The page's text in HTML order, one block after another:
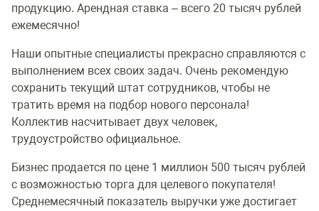
продукцию. Арендная ставка – всего 20 тысяч рублей
ежемесячно!
Наши опытные специалисты прекрасно справляются с
выполнением всех своих задач. Очень рекомендую
сохранить текущий штат сотрудников, чтобы не
тратить время на подбор нового персонала!
Коллектив насчитывает двух человек,
трудоустройство официальное.
Бизнес продается по цене 1 миллион 500 тысяч рублей
с возможностью торга для целевого покупателя!
Среднемесячный показатель выручки уже достигает